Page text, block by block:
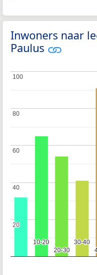
Inwoners naar
Paulus
10-20
10-20
20-30
20-30
30-40
30-40
20
20
40
40
60
60
80
80
100
100